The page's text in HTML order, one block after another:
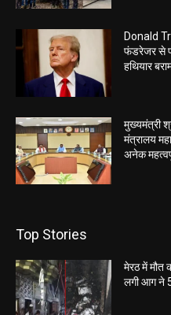
Donald
फंडरेजर से
हथियार
मुख्यमंत्री
मंत्रालय
अनेक
Top Stories
मेरठ में मौत
लगी आग ने 5